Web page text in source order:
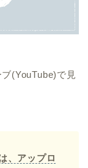
(YouTube)で見
、アップロ